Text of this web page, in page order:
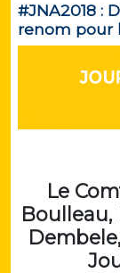
#JNA2018 :
renom pour
Le
Boulleau,